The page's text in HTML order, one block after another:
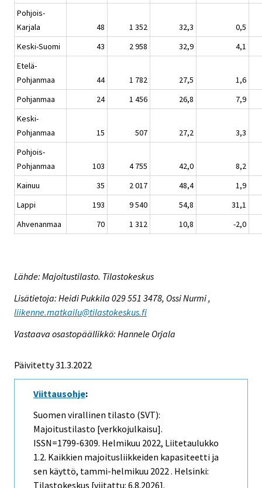
Pohjois-
Karjala
48 1 352 32,3
0,5
Keski-Suomi
43 2 958 32,9
4,1
Etelä-
Pohjanmaa
44 1 782 27,5
1,6
Pohjanmaa
24 1 456 26,8
7,9
Keski-
Pohjanmaa
15 507 27,2
3,3
Pohjois-
Pohjanmaa
103 4 755 42,0
8,2
Kainuu
35 2 017 48,4
1,9
Lappi
193 9 540 54,8
31,1
Ahvenanmaa
70 1 312 10,8 -2,0
Lähde: Majoitustilasto. Tilastokeskus
Lisätietoja: Heidi Pukkila 029 551 3478, Ossi Nurmi ,
liikenne.matkailu@tilastokeskus.fi
Vastaava osastopäällikkö: Hannele Orjala
Päivitetty 31.3.2022
Viittausohje:
Suomen virallinen tilasto (SVT):
Majoitustilasto [verkkojulkaisu].
ISSN=1799-6309. Helmikuu 2022, Liitetaulukko
1.2. Kaikkien majoitusliikkeiden kapasiteetti ja
sen käyttö, tammi-helmikuu 2022 . Helsinki:
Tilastokeskus [viitattu: 6.8.2026].